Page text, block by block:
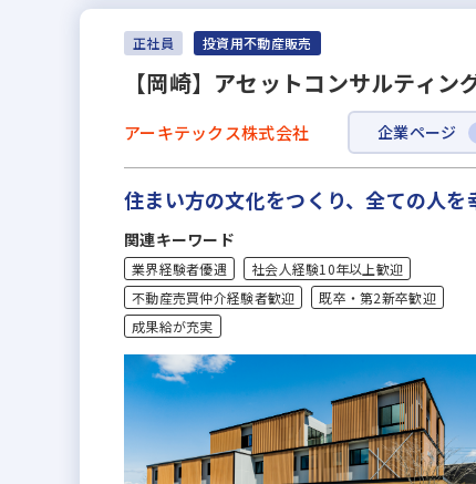
正社員 投資用不動産販売
【岡崎】アセットコンサルティ
アーキテックス株式会社 企業ページ
住まい方の文化をつくり、全ての人を
関連キーワード
業界経験者優遇
社会人経験10年以上歓迎
不動産売買仲介経験者歓迎
既卒・第2新卒歓迎
成果給が充実